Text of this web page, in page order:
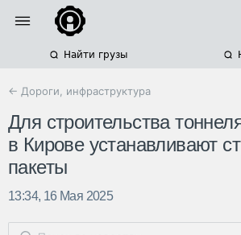
Найти грузы
← Дороги, инфраструктура
Для строительства
в Кирове устанавливают
пакеты
13:34, 16 Мая 2025